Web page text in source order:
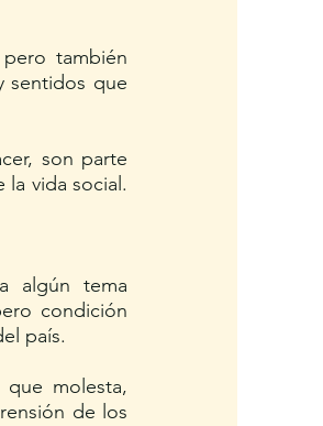
también
sentidos que
son parte
vida social.
algún tema
condición
país.
molesta,
de los